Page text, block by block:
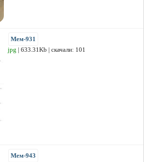
Мем-931
jpg | 633.31Kb | скачали: 101
Мем-943